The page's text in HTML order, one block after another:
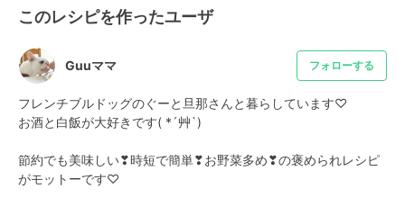
このレシピを作ったユーザ
Guuママ フォローする
フレンチブルドッグのぐーと旦那さんと暮らしています♡
お酒と白飯が大好きです( *´艸`)
節約でも美味しい❣時短で簡単❣お野菜多め❣の褒められレシピ
がモットーです♡